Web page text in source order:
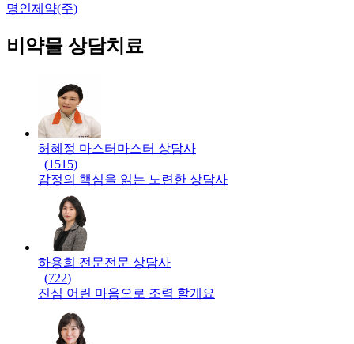
명인제약(주)
비약물 상담치료
허혜정 마스터 마스터 상담사
(1515)
감정의 핵심을 읽는 노련한 상담사
하용희 전문전문 상담사
(722)
진심 어린 마음으로 조력 할게요